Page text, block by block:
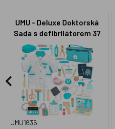
UMU - Deluxe Doktorská
Sada s defibrilátorem 37
dílků
UMU1636